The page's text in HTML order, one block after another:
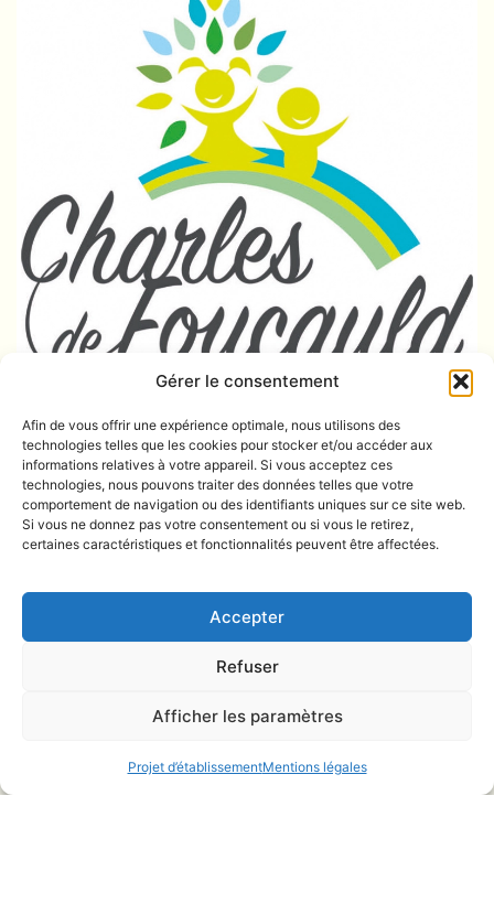
Gérer le consentement
Afin de vous offrir une expérience optimale, nous utilisons des
technologies telles que les cookies pour stocker et/ou accéder aux
informations relatives à votre appareil. Si vous acceptez ces
technologies, nous pouvons traiter des données telles que votre
comportement de navigation ou des identifiants uniques sur ce site web.
Si vous ne donnez pas votre consentement ou si vous le retirez,
certaines caractéristiques et fonctionnalités peuvent être affectées.
Accepter
Refuser
Afficher les paramètres
Projet d’établissementMentions légales
Ecole Charles de Foucauld
impasse Marc Sangnier
85000 LA ROCHE SUR YON
direction@rochesuryon-charlesdefoucauld.fr
Projet d’établissement
L’école en photos …